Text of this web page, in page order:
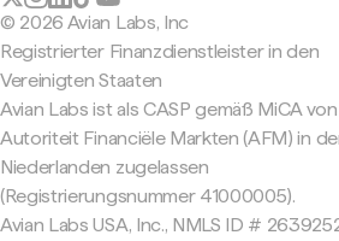
© 2026 Avian Labs, Inc
Registrierter Finanzdienstleister in den
Vereinigten Staaten
Avian Labs ist als CASP gemäß MiCA
Autoriteit Financiële Markten (AFM) in
Niederlanden zugelassen
(Registrierungsnummer 41000005).
Avian Labs USA, Inc., NMLS ID #